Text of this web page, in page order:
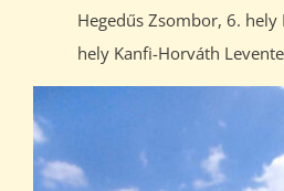
Hegedűs Zsombor, 6. hely
hely Kanfi-Horváth Levente